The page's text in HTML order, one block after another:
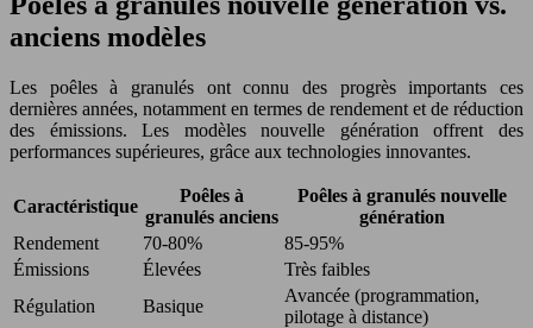
anciens modèles
Les poêles à granulés ont connu des progrès importants ces
dernières années, notamment en termes de rendement et de réduction
des émissions. Les modèles nouvelle génération offrent des
performances supérieures, grâce aux technologies innovantes.
Caractéristique
Poêles à
granulés anciens
Poêles à granulés nouvelle
génération
Rendement
70-80%
85-95%
Émissions
Élevées
Très faibles
Régulation
Basique
Avancée (programmation,
pilotage à distance)